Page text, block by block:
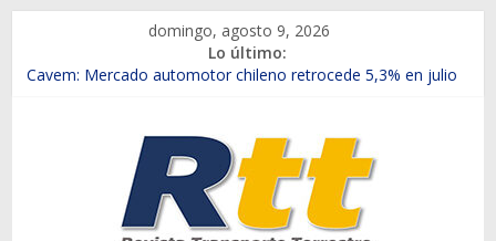
contenido
domingo, agosto 9, 2026
Lo último:
Chile es el primer mercado internacional en lanzar la nueva
Salfa suma vehículos electrificados de Chevrolet en el Biobío
Samex amplía su red con nuevas sucursales en Rancagua y
SINOTRUK Pick-ups presentó la recién estrenada Bolden en
la Expo Compras Públicas 2026